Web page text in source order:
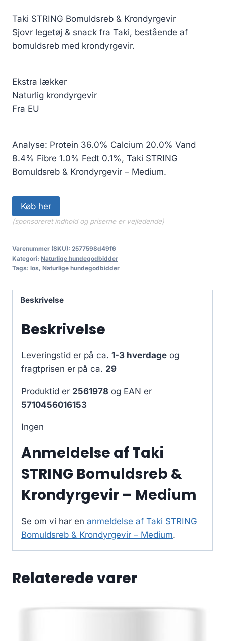
Taki STRING Bomuldsreb & Krondyrgevir
Sjovr legetøj & snack fra Taki, bestående af
bomuldsreb med krondyrgevir.
Ekstra lækker
Naturlig krondyrgevir
Fra EU
Analyse: Protein 36.0% Calcium 20.0% Vand
8.4% Fibre 1.0% Fedt 0.1%, Taki STRING
Bomuldsreb & Krondyrgevir – Medium.
Køb her
(sponsoreret indhold og priserne er vejledende)
Varenummer (SKU): 2577598d49f6
Kategori: Naturlige hundegodbidder
Tags: los, Naturlige hundegodbidder
Beskrivelse
Beskrivelse
Leveringstid er på ca. 1-3 hverdage og
fragtprisen er på ca. 29
Produktid er 2561978 og EAN er
5710456016153
Ingen
Anmeldelse af Taki
STRING Bomuldsreb &
Krondyrgevir – Medium
Se om vi har en anmeldelse af Taki STRING
Bomuldsreb & Krondyrgevir – Medium.
Relaterede varer